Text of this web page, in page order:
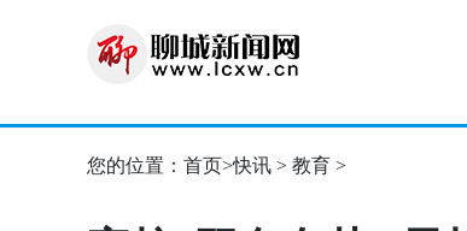
您的位置： 首页>快讯 > 教育 >